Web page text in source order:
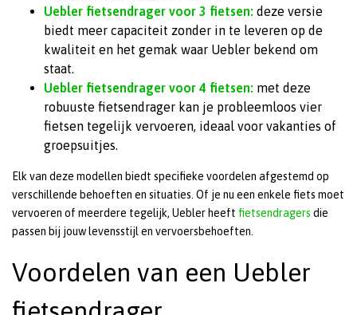
Uebler fietsendrager voor 3 fietsen: deze versie
biedt meer capaciteit zonder in te leveren op de
kwaliteit en het gemak waar Uebler bekend om
staat.
Uebler fietsendrager voor 4 fietsen: met deze
robuuste fietsendrager kan je probleemloos vier
fietsen tegelijk vervoeren, ideaal voor vakanties of
groepsuitjes.
Elk van deze modellen biedt specifieke voordelen afgestemd op
verschillende behoeften en situaties. Of je nu een enkele fiets moet
vervoeren of meerdere tegelijk, Uebler heeft fietsendragers die
passen bij jouw levensstijl en vervoersbehoeften.
Voordelen van een Uebler